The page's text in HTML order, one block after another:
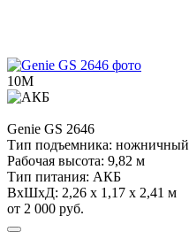
10М
Genie GS 2646
Тип подъемника: ножничный
Рабочая высота: 9,82 м
Тип питания: АКБ
ВхШхД: 2,26 х 1,17 х 2,41 м
от 2 000 руб.